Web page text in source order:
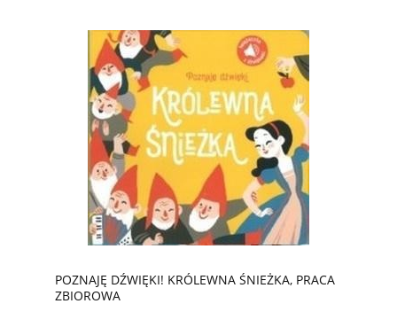
POZNAJĘ DŹWIĘKI! KRÓLEWNA ŚNIEŻKA, PRACA
ZBIOROWA